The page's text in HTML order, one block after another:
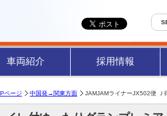
車両紹介 採用情報
ページ 中国発→関東方面 JAMJAMライナーJX502便